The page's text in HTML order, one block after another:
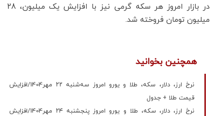
در بازار امروز هر سکه گرمی نیز با افزایش یک میلیون، 28
میلیون تومان فروخته شد.
همچنین بخوانید
نرخ ارز، دلار، سکه، طلا و یورو امروز سه‌شنبه ۲۲ مهر1404/افزایش
قیمت طلا + جدول
نرخ ارز، دلار، سکه، طلا و یورو امروز پنجشنبه ۲۴ مهر1404/افزایش